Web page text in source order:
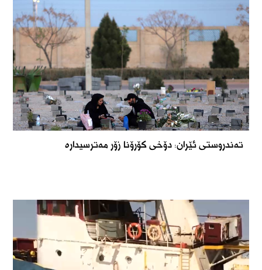
تەندروستی ئێران: دۆخی کۆرۆنا زۆر مەترسیدارە